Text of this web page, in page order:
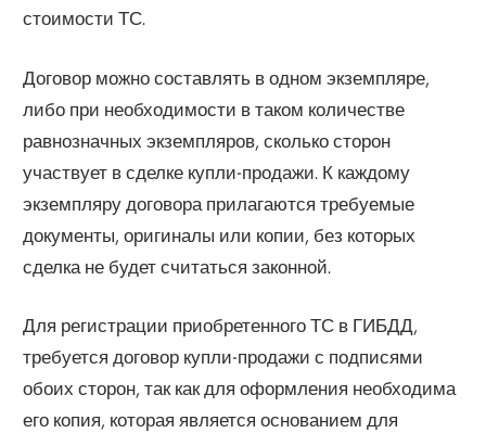
стоимости ТС.
Договор можно составлять в одном экземпляре,
либо при необходимости в таком количестве
равнозначных экземпляров, сколько сторон
участвует в сделке купли-продажи. К каждому
экземпляру договора прилагаются требуемые
документы, оригиналы или копии, без которых
сделка не будет считаться законной.
Для регистрации приобретенного ТС в ГИБДД,
требуется договор купли-продажи с подписями
обоих сторон, так как для оформления необходима
его копия, которая является основанием для